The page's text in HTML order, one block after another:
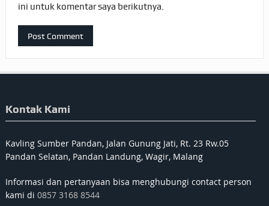
ini untuk komentar saya berikutnya.
Kontak Kami
Kavling Sumber Pandan, Jalan Gunung Jati, Rt. 23 Rw.05
Pandan Selatan, Pandan Landung, Wagir, Malang
Informasi dan pertanyaan bisa menghubungi contact person
kami di 0857 3168 8544